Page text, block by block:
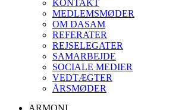
KONTAKT
MEDLEMSMØDER
OM DASAM
REFERATER
REJSELEGATER
SAMARBEJDE
SOCIALE MEDIER
VEDTÆGTER
ÅRSMØDER
ARMONI